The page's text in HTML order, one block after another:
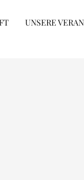
UNSERE